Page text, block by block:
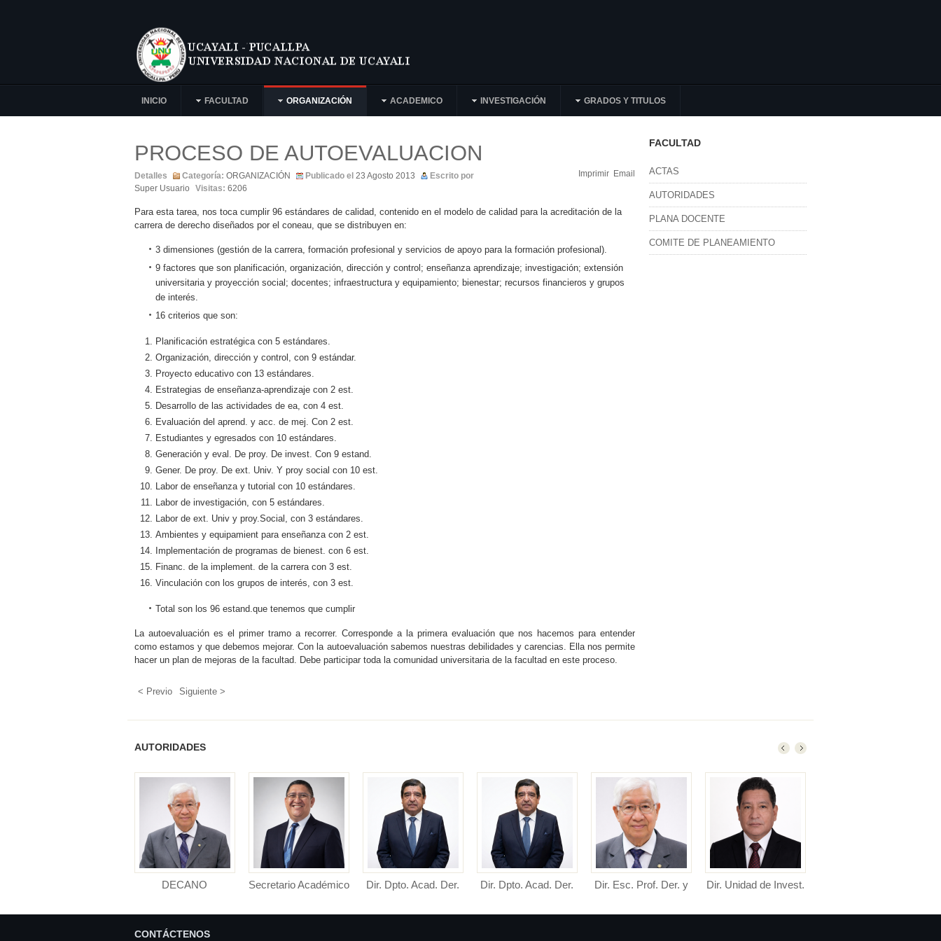
INICIO FACULTAD ORGANIZACIÓN ACADEMICO INVESTIGACIÓN GRADOS Y TITULOS
PROCESO DE AUTOEVALUACION
Imprimir Email
Detalles Categoría: ORGANIZACIÓN Publicado el 23 Agosto 2013
Escrito por
Super Usuario
Visitas: 6206
Para esta tarea, nos toca cumplir 96 estándares de calidad, contenido en el modelo de calidad para la acreditación de la
carrera de derecho diseñados por el coneau, que se distribuyen en:
3 dimensiones (gestión de la carrera, formación profesional y servicios de apoyo para la formación profesional).
9 factores que son planificación, organización, dirección y control; enseñanza aprendizaje; investigación; extensión
universitaria y proyección social; docentes; infraestructura y equipamiento; bienestar; recursos financieros y grupos
de interés.
16 criterios que son:
Planificación estratégica con 5 estándares.
Organización, dirección y control, con 9 estándar.
Proyecto educativo con 13 estándares.
Estrategias de enseñanza-aprendizaje con 2 est.
Desarrollo de las actividades de ea, con 4 est.
Evaluación del aprend. y acc. de mej. Con 2 est.
Estudiantes y egresados con 10 estándares.
Generación y eval. De proy. De invest. Con 9 estand.
Gener. De proy. De ext. Univ. Y proy social con 10 est.
Labor de enseñanza y tutorial con 10 estándares.
Labor de investigación, con 5 estándares.
Labor de ext. Univ y proy.Social, con 3 estándares.
Ambientes y equipamient para enseñanza con 2 est.
Implementación de programas de bienest. con 6 est.
Financ. de la implement. de la carrera con 3 est.
Vinculación con los grupos de interés, con 3 est.
Total son los 96 estand.que tenemos que cumplir
La autoevaluación es el primer tramo a recorrer. Corresponde a la primera evaluación que nos hacemos para entender
como estamos y que debemos mejorar. Con la autoevaluación sabemos nuestras debilidades y carencias. Ella nos permite
hacer un plan de mejoras de la facultad. Debe participar toda la comunidad universitaria de la facultad en este proceso.
< Previo Siguiente >
FACULTAD
ACTAS
AUTORIDADES
PLANA DOCENTE
COMITE DE PLANEAMIENTO
AUTORIDADES
DECANO
Derecho y Ciencias
Polític...
Secretario Académico
Facultad de Derecho y
Dir. Dpto. Acad. Der.
Director de Departamento
Dir. Dpto. Acad. Der.
Director de Departamento
Dir. Esc. Prof. Der. y
Director de Escuela
Dir. Unidad de Invest.
Investigación Facultad de Posgrado Facultad de De...
CONTÁCTENOS